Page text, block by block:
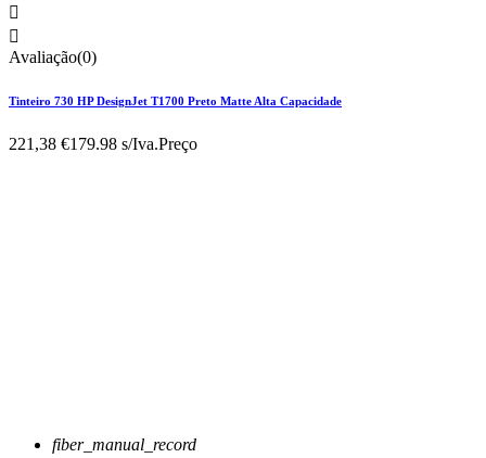


Avaliação(0)
Tinteiro 730 HP DesignJet T1700 Preto Matte Alta Capacidade
221,38 €179.98 s/Iva.Preço
fiber_manual_record